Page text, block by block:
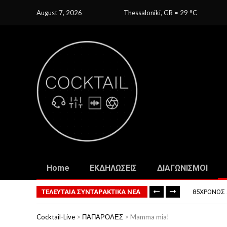
August 7, 2026 Thessaloniki, GR = 29 C
Home ΕΚΔΗΛΩΣΕΙΣ ΔΙΑΓΩΝΙΣΜΟΙ
ΤΕΛΕΥΤΑΙΑ ΣΥΝΤΑΡΑΚΤΙΚΑ ΝΕΑ
ΤΟ ΠΡΏΤΟ
ΦΟΒΕΡΆ
85ΧΡΟΝΟΣ
Cocktail-Live > ΠΑΠΑΡΟΛΕΣ > Mamma mia!